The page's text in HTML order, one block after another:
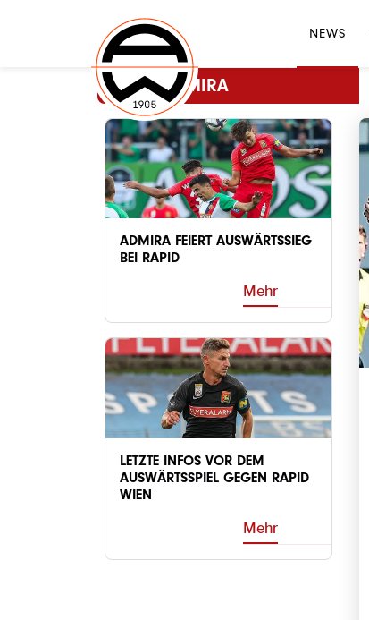
NEWS
MEHR ADMIRA
ADMIRA FEIERT AUSWÄRTSSIEG
BEI RAPID
Mehr
LETZTE INFOS VOR DEM
AUSWÄRTSSPIEL GEGEN RAPID
WIEN
Mehr